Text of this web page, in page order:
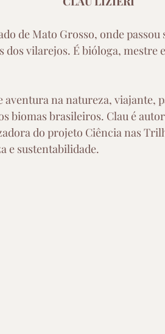
de Mato Grosso, onde
dos vilarejos. É bióloga, mestre
aventura na natureza, viajante,
biomas brasileiros. Clau é
do projeto Ciência nas
e sustentabilidade.